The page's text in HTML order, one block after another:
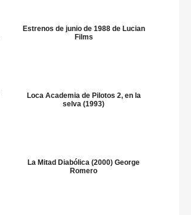
Estrenos de junio de 1988 de Lucian
Films
Loca Academia de Pilotos 2, en la
selva (1993)
La Mitad Diabólica (2000) George
Romero